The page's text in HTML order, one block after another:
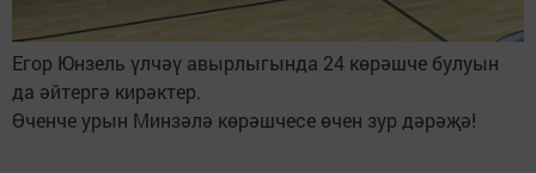
Егор Юнзель үлчәү авырлыгында 24 көрәшче булуын
да әйтергә кирәктер.
Өченче урын Минзәлә көрәшчесе өчен зур дәрәҗә!